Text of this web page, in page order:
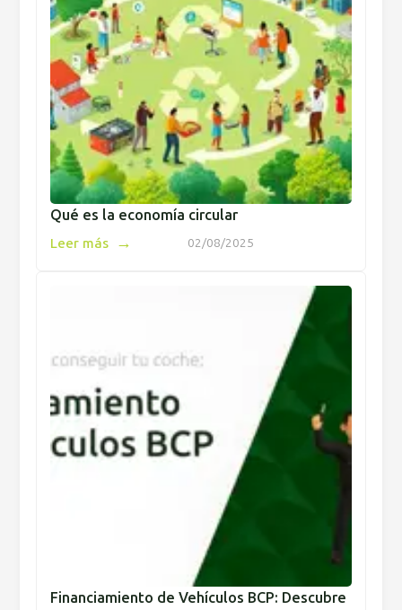
Qué es la economía circular
02/08/2025
Leer más →
Financiamiento de Vehículos BCP: Descubre